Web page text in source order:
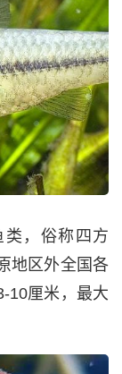
，俗称四方
地区外全国各
10厘米，最大